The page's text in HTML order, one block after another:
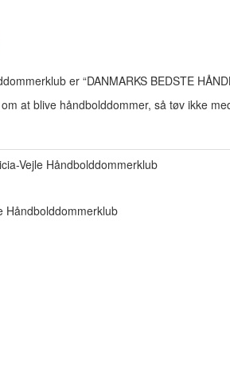
er “DANMARKS BEDSTE
at blive håndbolddommer, så tøv ikke
Vejle Håndbolddommerklub
Håndbolddommerklub